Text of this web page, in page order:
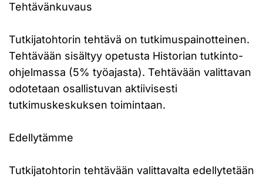
Tehtävänkuvaus
Tutkijatohtorin tehtävä on tutkimuspainotteinen.
Tehtävään sisältyy opetusta Historian tutkinto-
ohjelmassa (5% työajasta). Tehtävään valittavan
odotetaan osallistuvan aktiivisesti
tutkimuskeskuksen toimintaan.
Edellytämme
Tutkijatohtorin tehtävään valittavalta edellytetään